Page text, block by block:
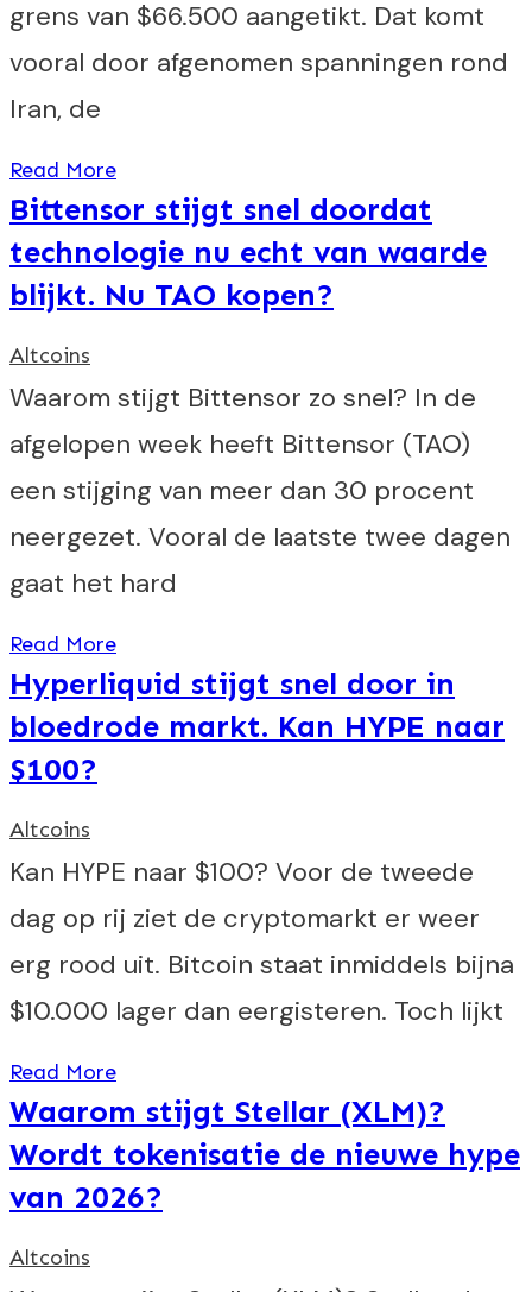
grens van $66.500 aangetikt. Dat komt
vooral door afgenomen spanningen rond
Iran, de
Read More
Bittensor stijgt snel doordat
technologie nu echt van waarde
blijkt. Nu TAO kopen?
Altcoins
Waarom stijgt Bittensor zo snel? In de
afgelopen week heeft Bittensor (TAO)
een stijging van meer dan 30 procent
neergezet. Vooral de laatste twee dagen
gaat het hard
Read More
Hyperliquid stijgt snel door in
bloedrode markt. Kan HYPE naar
$100?
Altcoins
Kan HYPE naar $100? Voor de tweede
dag op rij ziet de cryptomarkt er weer
erg rood uit. Bitcoin staat inmiddels bijna
$10.000 lager dan eergisteren. Toch lijkt
Read More
Waarom stijgt Stellar (XLM)?
Wordt tokenisatie de nieuwe hype
van 2026?
Altcoins